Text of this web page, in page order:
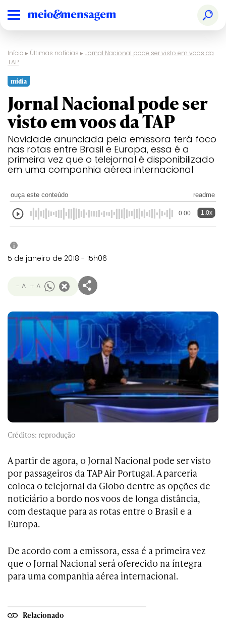
Início ▸ Últimas notícias ▸Jornal Nacional pode ser visto em voos da
TAP
mídia
Jornal Nacional pode ser
visto em voos da TAP
Novidade anunciada pela emissora terá foco
nas rotas entre Brasil e Europa, essa é a
primeira vez que o telejornal é disponibilizado
em uma companhia aérea internacional
ouça este conteúdo readme
0:00 1.0x
i
5 de janeiro de 2018 - 15h06
- A + A
Créditos: reprodução
A partir de agora, o Jornal Nacional pode ser visto
por passageiros da TAP Air Portugal. A parceria
coloca o telejornal da Globo dentre as opções de
noticiário a bordo nos voos de longa distância,
com destaque para as rotas entre o Brasil e a
Europa.
De acordo com a emissora, essa é a primeira vez
que o Jornal Nacional será oferecido na íntegra
para uma companhia aérea internacional.
Relacionado